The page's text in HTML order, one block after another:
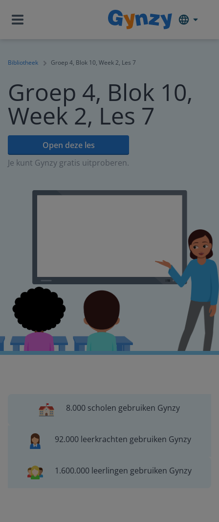
Bibliotheek Groep 4, Blok 10, Week 2, Les 7
Groep 4, Blok 10,
Week 2, Les 7
Open deze les
Je kunt Gynzy gratis uitproberen.
8.000 scholen gebruiken Gynzy
92.000 leerkrachten gebruiken Gynzy
1.600.000 leerlingen gebruiken Gynzy